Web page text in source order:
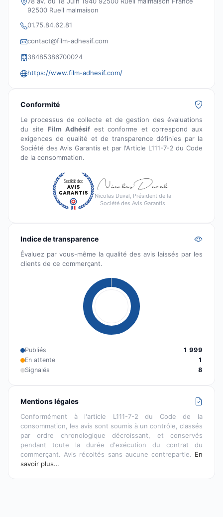
92500 Rueil malmaison
01.75.84.62.81
contact@film-adhesif.com
38485386700024
https://www.film-adhesif.com/
Conformité
Le processus de collecte et de gestion des évaluations
du site Film Adhésifest conforme et correspond aux
exigences de qualité et de transparence définies par la
Société des Avis Garantis et par l'Article L111-7-2 du Code
de la consommation.
Nicolas Duval, Président de la
Société des Avis Garantis
Indice de transparence
Évaluez par vous-même la qualité des avis laissés par les
clients de ce commerçant.
Publiés
1 999
En attente
1
Signalés
8
Mentions légales
Conformément à l'article L111-7-2 du Code de la
consommation, les avis sont soumis à un contrôle, classés
par ordre chronologique décroissant, et conservés
pendant toute la durée d'exécution du contrat du
commerçant. Avis récoltés sans aucune contrepartie. En
savoir plus…